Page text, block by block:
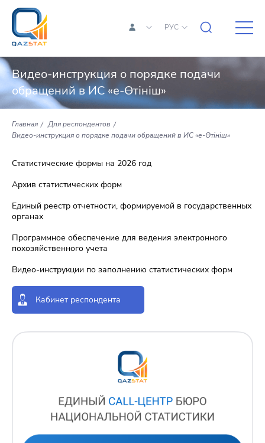
РУС
Видео-инструкция о порядке подачи
обращений в ИС «е-Өтініш»
Главная
Для респондентов
Видео-инструкция о порядке подачи обращений в ИС «е-Өтініш»
Статистические формы на 2026 год
Архив статистических форм
Единый реестр отчетности, формируемой в государственных
органах
Программное обеспечение для ведения электронного
похозяйственного учета
Видео-инструкции по заполнению статистических форм
Кабинет респондента